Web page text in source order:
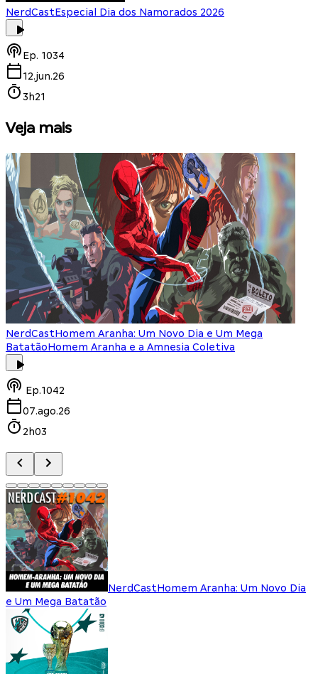
NerdCastEspecial Dia dos Namorados 2026
Ep. 1034
12.jun.26
3h21
Veja mais
NerdCastHomem Aranha: Um Novo Dia e Um Mega
BatatãoHomem Aranha e a Amnesia Coletiva
Ep.1042
07.ago.26
2h03
NerdCastHomem Aranha: Um Novo Dia
e Um Mega Batatão